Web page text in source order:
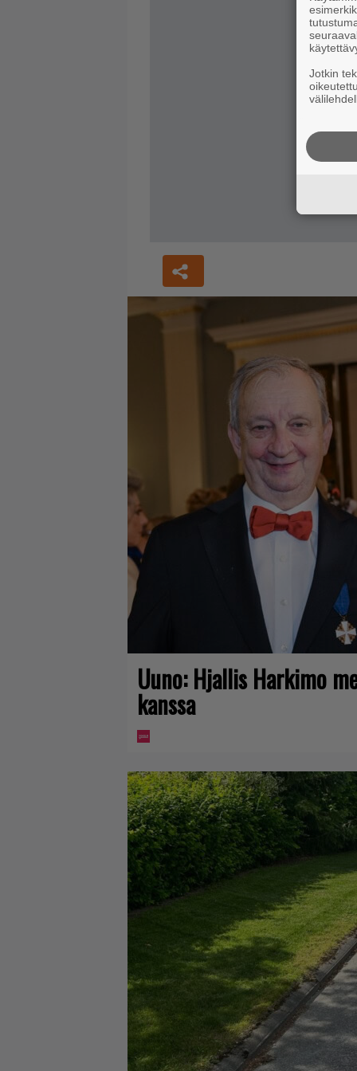
Uuno: Hjallis Harkimo
kanssa
Jotkin